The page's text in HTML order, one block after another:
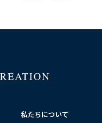
私たちについて